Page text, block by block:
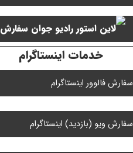
سفارش ممبر کانال سروش
لایک ویدیو آپارات
سفارش
لایک رادیو جوان
خدمات اینستاگرام
سفارش فالوور اینستاگرام
سفارش ویو (بازدید) اینستاگرام